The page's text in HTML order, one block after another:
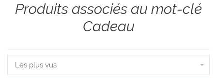
Produits associés au mot-clé
Cadeau
Les plus vus